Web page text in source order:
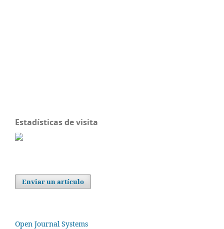
Estadísticas de visita
Enviar un artículo
Open Journal Systems